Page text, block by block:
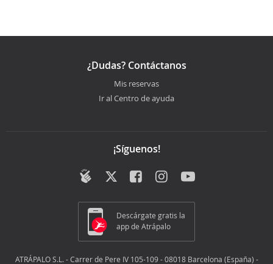
¿Dudas? Contáctanos
Mis reservas
Ir al Centro de ayuda
¡Síguenos!
Descárgate gratis la
app de Atrápalo
ATRÁPALO S.L. - Carrer de Pere IV 105-109 - 08018 Barcelona (España) -